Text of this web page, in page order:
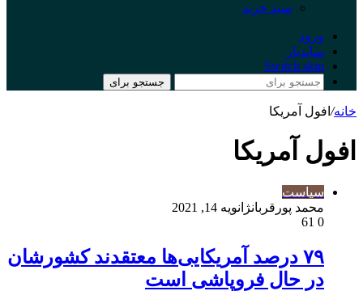
سبد خرید
ورود
سایدبار
Switch skin
جستجو برای
خانه/ افول آمریکا
افول آمریکا
سیاست
محمد پورقربانژانویه 14, 2021
0
۷۹ درصد آمریکایی‌ها معتقدند کشورشان
در حال فروپاشی است